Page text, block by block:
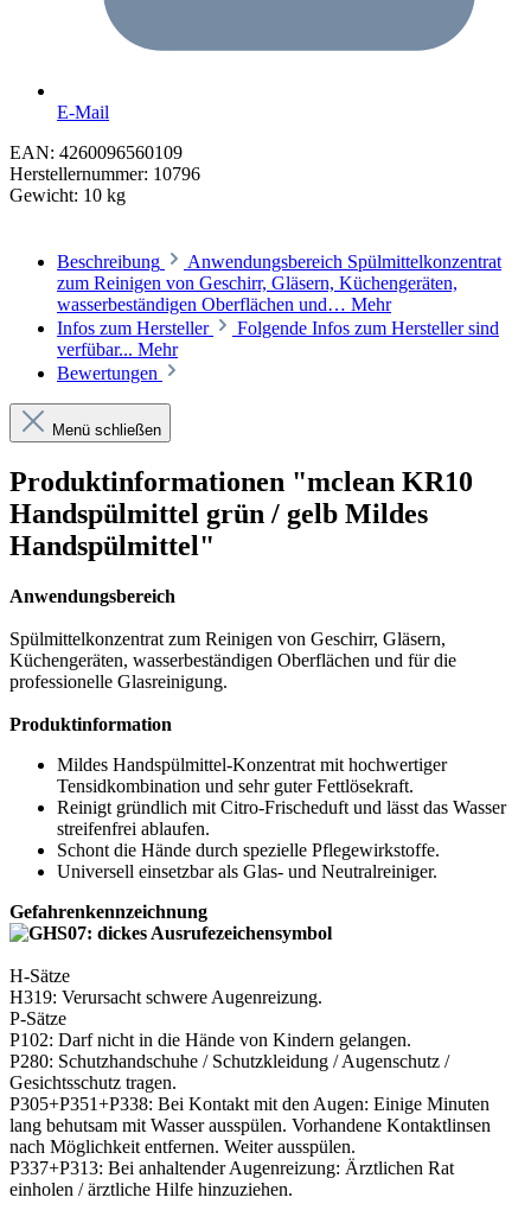
E-Mail
EAN: 4260096560109
Herstellernummer: 10796
Gewicht: 10 kg
Beschreibung
Anwendungsbereich Spülmittelkonzentrat
zum Reinigen von Geschirr, Gläsern, Küchengeräten,
wasserbeständigen Oberflächen und… Mehr
Infos zum Hersteller
Folgende Infos zum Hersteller sind
verfübar... Mehr
Bewertungen
Menü schließen
Produktinformationen "mclean KR10
Handspülmittel grün / gelb Mildes
Handspülmittel"
Anwendungsbereich
Spülmittelkonzentrat zum Reinigen von Geschirr, Gläsern,
Küchengeräten, wasserbeständigen Oberflächen und für die
professionelle Glasreinigung.
Produktinformation
Mildes Handspülmittel-Konzentrat mit hochwertiger
Tensidkombination und sehr guter Fettlösekraft.
Reinigt gründlich mit Citro-Frischeduft und lässt das Wasser
streifenfrei ablaufen.
Schont die Hände durch spezielle Pflegewirkstoffe.
Universell einsetzbar als Glas- und Neutralreiniger.
Gefahrenkennzeichnung
H-Sätze
H319: Verursacht schwere Augenreizung.
P-Sätze
P102: Darf nicht in die Hände von Kindern gelangen.
P280: Schutzhandschuhe / Schutzkleidung / Augenschutz /
Gesichtsschutz tragen.
P305+P351+P338: Bei Kontakt mit den Augen: Einige Minuten
lang behutsam mit Wasser ausspülen. Vorhandene Kontaktlinsen
nach Möglichkeit entfernen. Weiter ausspülen.
P337+P313: Bei anhaltender Augenreizung: Ärztlichen Rat
einholen / ärztliche Hilfe hinzuziehen.